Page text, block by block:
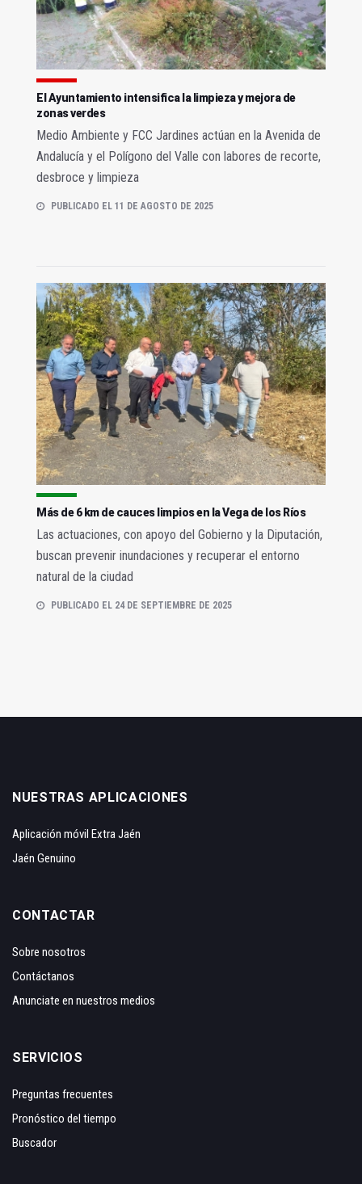
El Ayuntamiento intensifica la limpieza y mejora de
zonas verdes
Medio Ambiente y FCC Jardines actúan en la Avenida de
Andalucía y el Polígono del Valle con labores de recorte,
desbroce y limpieza
PUBLICADO EL 11 DE AGOSTO DE 2025
Más de 6 km de cauces limpios en la Vega de los Ríos
Las actuaciones, con apoyo del Gobierno y la Diputación,
buscan prevenir inundaciones y recuperar el entorno
natural de la ciudad
PUBLICADO EL 24 DE SEPTIEMBRE DE 2025
NUESTRAS APLICACIONES
Aplicación móvil Extra Jaén
Jaén Genuino
CONTACTAR
Sobre nosotros
Contáctanos
Anunciate en nuestros medios
SERVICIOS
Preguntas frecuentes
Pronóstico del tiempo
Buscador